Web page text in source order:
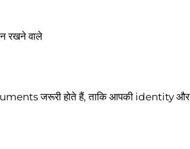
रखने वाले
जरूरी होते हैं, ताकि आपकी identity और